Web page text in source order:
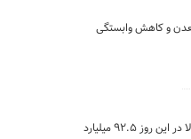
و کاهش وابستگی
خلاصه معاملات بازار زعفران در روز یکشنبه ۲۱ تیر ماه ۱۴۰۵ نشان می دهد که ارزش معاملات طلای سرخ در بازار گواهی و صندوق زعفران بورس کالا در این روز ۹۲.۵ میلیارد